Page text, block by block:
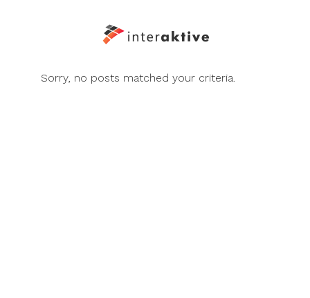
Sorry, no posts matched your criteria.